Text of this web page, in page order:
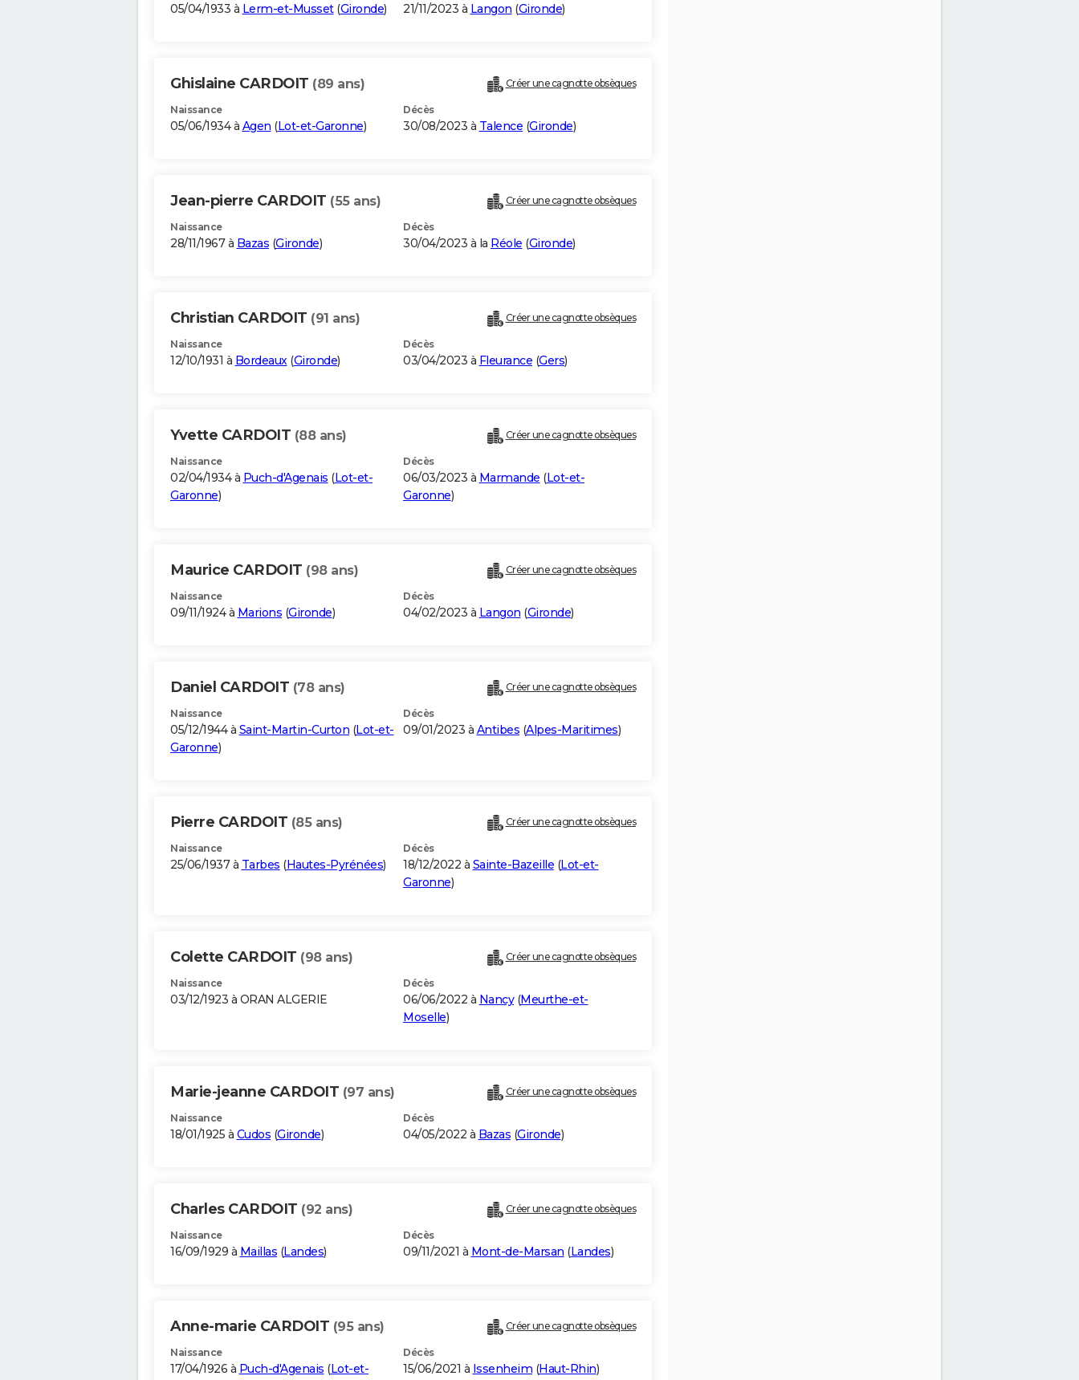
05/04/1933 à Lerm-et-Musset(Gironde) 21/11/2023 à Langon (Gironde)
Ghislaine CARDOIT (89 ans) Créer une cagnotte obsèques
Naissance
05/06/1934 à Agen (Lot-et-Garonne)
Décès
30/08/2023 à Talence (Gironde)
Jean-pierre CARDOIT (55 ans) Créer une cagnotte obsèques
Naissance
28/11/1967 à Bazas (Gironde)
Décès
30/04/2023 à la Réole (Gironde)
Christian CARDOIT (91 ans) Créer une cagnotte obsèques
Naissance
12/10/1931 à Bordeaux(Gironde)
Décès
03/04/2023 à Fleurance (Gers)
Yvette CARDOIT (88 ans) Créer une cagnotte obsèques
Naissance
02/04/1934 à Puch-d'Agenais (Lot-et-
Garonne)
Décès
06/03/2023 à Marmande (Lot-et-
Garonne)
Maurice CARDOIT (98 ans) Créer une cagnotte obsèques
Naissance
09/11/1924 à Marions (Gironde)
Décès
04/02/2023 à Langon (Gironde)
Daniel CARDOIT (78 ans) Créer une cagnotte obsèques
Naissance
05/12/1944 à Saint-Martin-Curton (Lot-et-
Garonne)
Décès
09/01/2023 à Antibes (Alpes-Maritimes)
Pierre CARDOIT (85 ans) Créer une cagnotte obsèques
Naissance
25/06/1937 à Tarbes (Hautes-Pyrénées)
Décès
18/12/2022 à Sainte-Bazeille (Lot-et-
Garonne)
Colette CARDOIT (98 ans) Créer une cagnotte obsèques
Naissance
03/12/1923 à ORAN ALGERIE
Décès
06/06/2022 à Nancy(Meurthe-et-
Moselle)
Marie-jeanne CARDOIT (97 ans) Créer une cagnotte obsèques
Naissance
18/01/1925 à Cudos (Gironde)
Décès
04/05/2022 à Bazas (Gironde)
Charles CARDOIT (92 ans) Créer une cagnotte obsèques
Naissance
16/09/1929 à Maillas (Landes)
Décès
09/11/2021 à Mont-de-Marsan (Landes)
Anne-marie CARDOIT (95 ans) Créer une cagnotte obsèques
Naissance
17/04/1926 à Puch-d'Agenais (Lot-et-
Décès
15/06/2021 à Issenheim (Haut-Rhin)